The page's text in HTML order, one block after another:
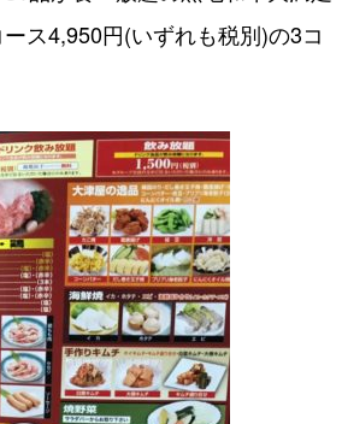
ス4,950円(いずれも税別)の3コ